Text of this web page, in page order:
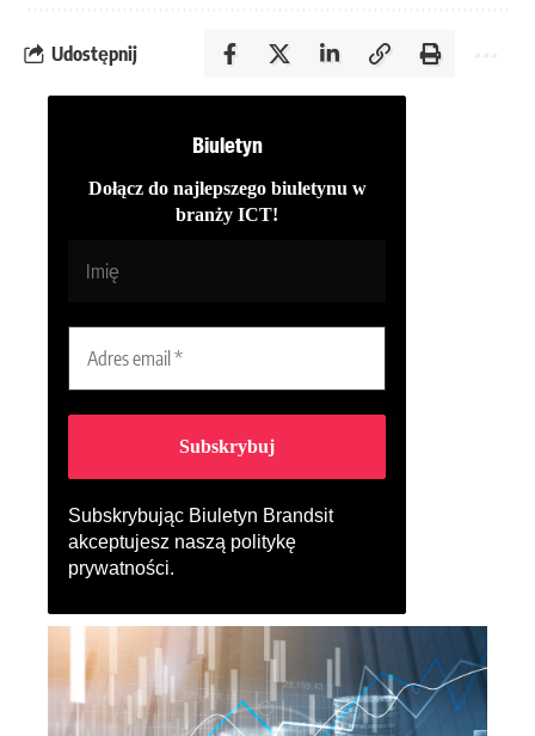
Udostępnij
Biuletyn
Dołącz do najlepszego biuletynu w
branży ICT!
Subskrybując Biuletyn Brandsit
akceptujesz naszą politykę
prywatności.